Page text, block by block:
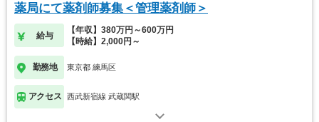
薬局にて薬剤師募集＜管理薬剤師＞
給与
【年収】380万円～600万円
【時給】2,000円～
勤務地 東京都 練馬区
アクセス 西武新宿線 武蔵関駅